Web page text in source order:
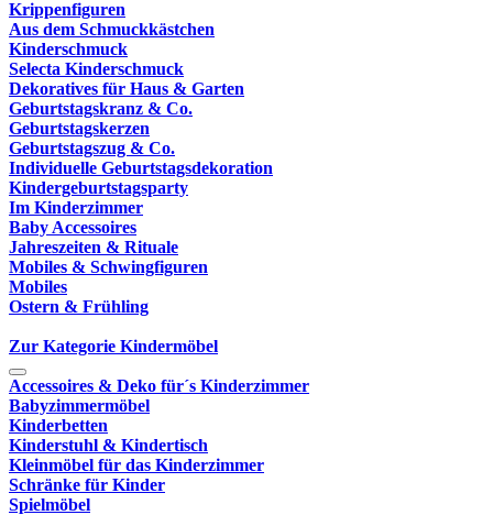
Krippenfiguren
Aus dem Schmuckkästchen
Kinderschmuck
Selecta Kinderschmuck
Dekoratives für Haus & Garten
Geburtstagskranz & Co.
Geburtstagskerzen
Geburtstagszug & Co.
Individuelle Geburtstagsdekoration
Kindergeburtstagsparty
Im Kinderzimmer
Baby Accessoires
Jahreszeiten & Rituale
Mobiles & Schwingfiguren
Mobiles
Ostern & Frühling
Zur Kategorie Kindermöbel
Accessoires & Deko für´s Kinderzimmer
Babyzimmermöbel
Kinderbetten
Kinderstuhl & Kindertisch
Kleinmöbel für das Kinderzimmer
Schränke für Kinder
Spielmöbel